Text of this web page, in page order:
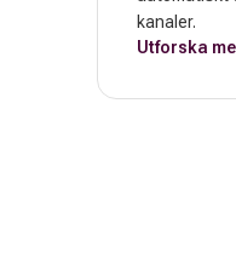
kanaler.
Utforska